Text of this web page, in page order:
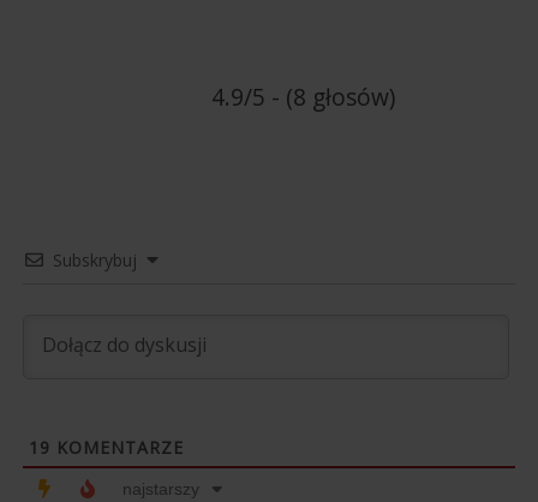
4.9/5 - (8 głosów)
Subskrybuj
19 KOMENTARZE
najstarszy